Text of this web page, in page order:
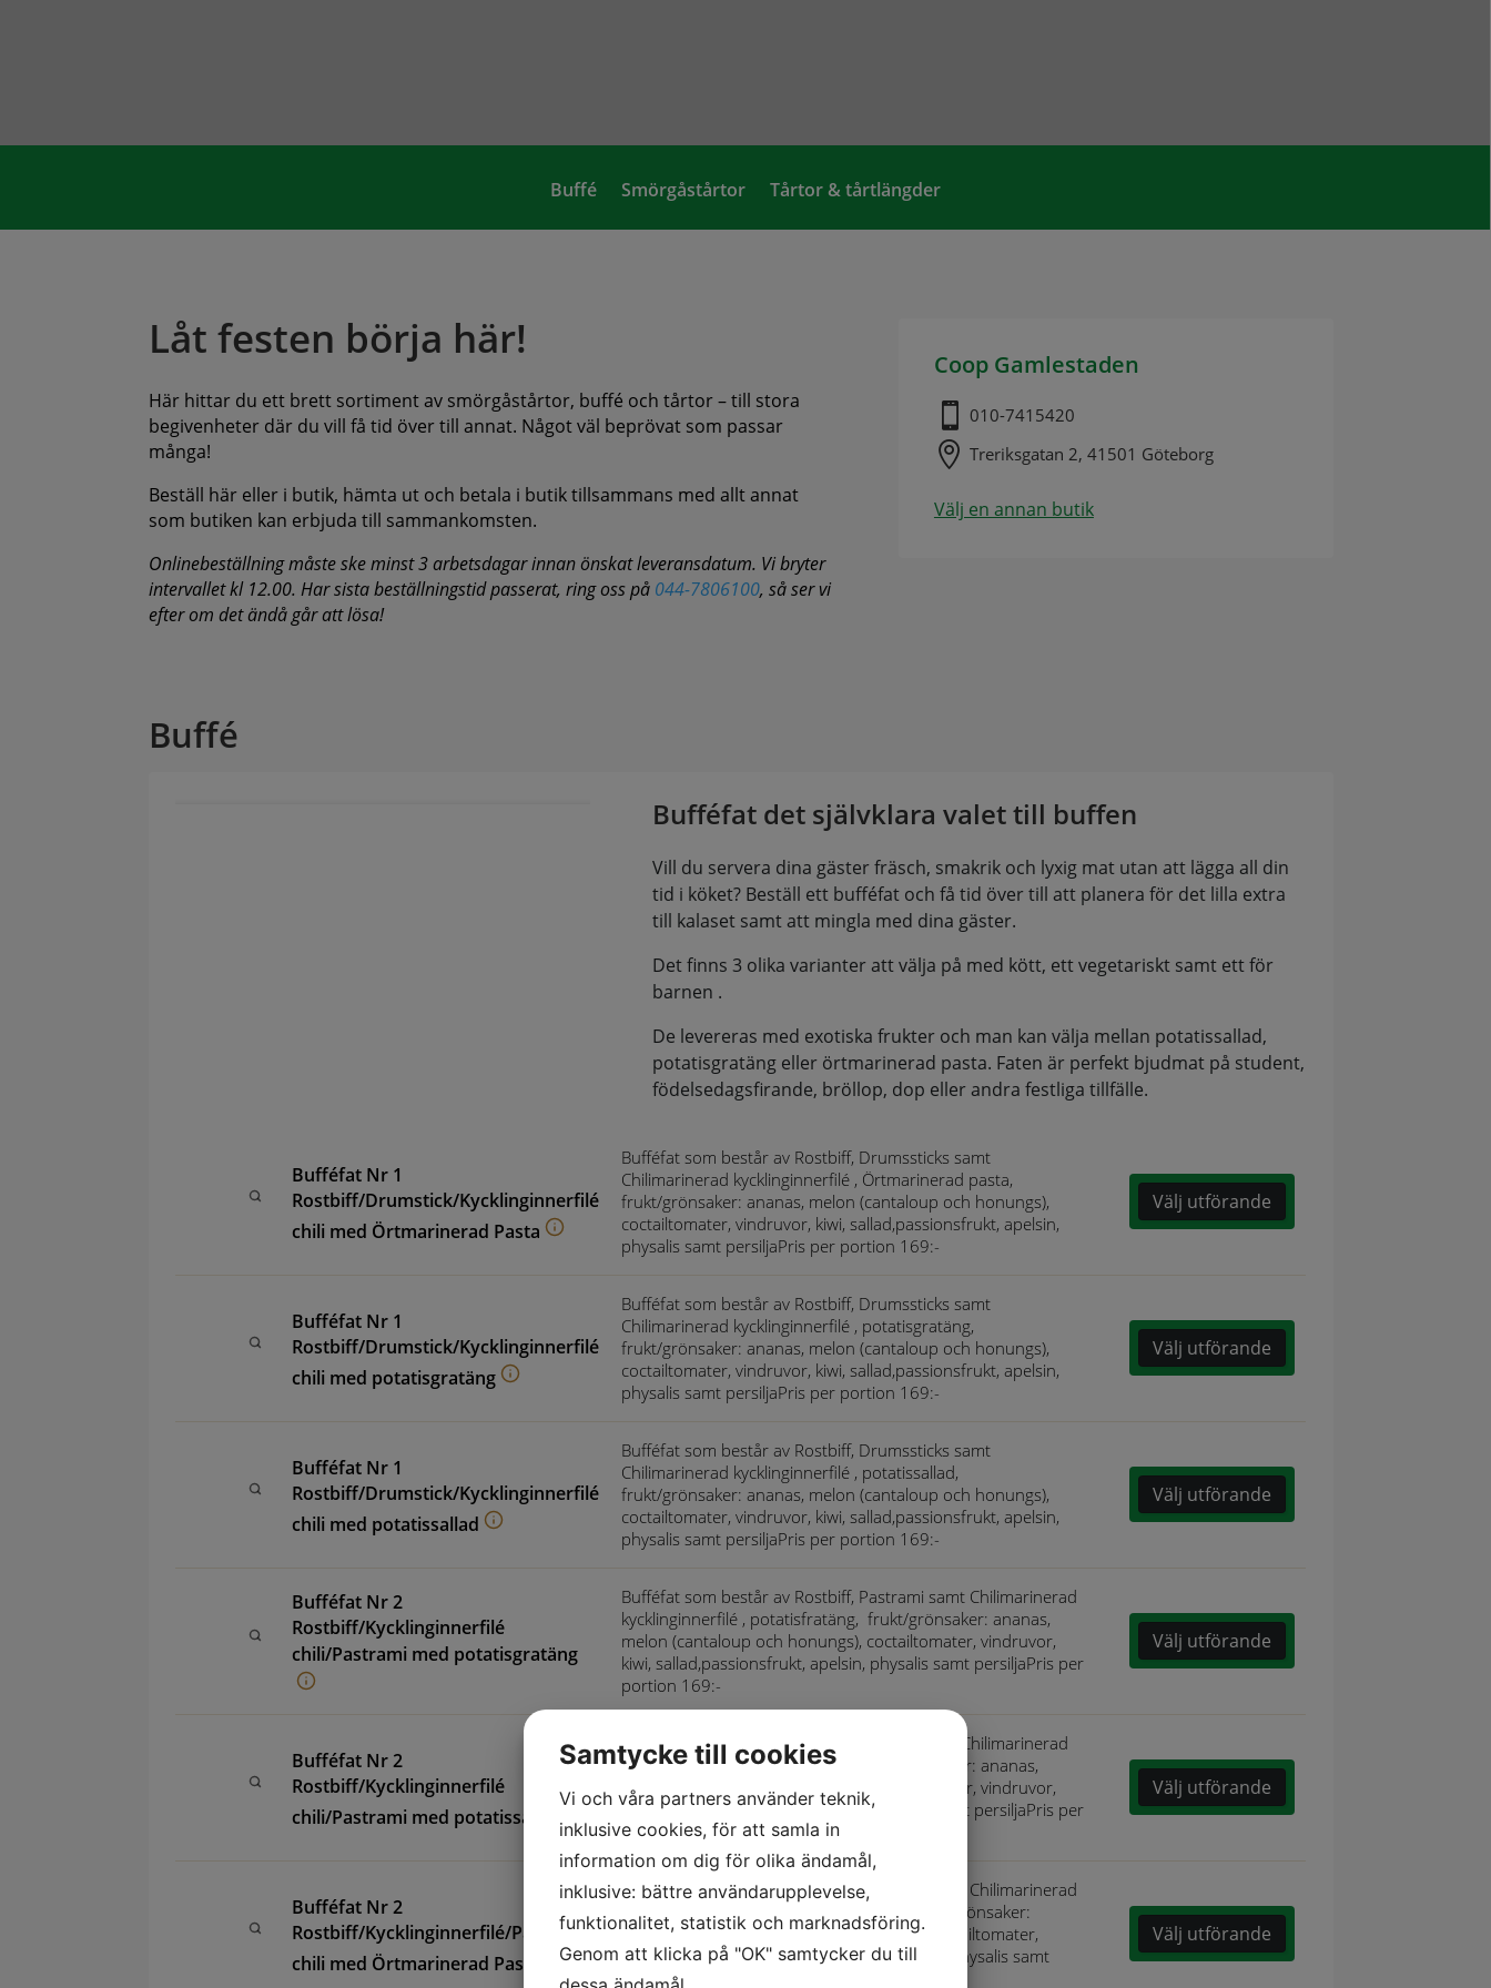
Buffé Smörgåstårtor Tårtor & tårtlängder
Låt festen börja här!
Här hittar du ett brett sortiment av smörgåstårtor, buffé och tårtor – till stora
begivenheter där du vill få tid över till annat. Något väl beprövat som passar
många!
Beställ här eller i butik, hämta ut och betala i butik tillsammans med allt annat
som butiken kan erbjuda till sammankomsten.
Onlinebeställning måste ske minst 3 arbetsdagar innan önskat leveransdatum. Vi bryter
intervallet kl 12.00. Har sista beställningstid passerat, ring oss på 044-7806100, så ser vi
efter om det ändå går att lösa!
Coop Gamlestaden
 010-7415420
 Treriksgatan 2, 41501 Göteborg
Välj en annan butik
Buffé
Bufféfat det självklara valet till buffen
Vill du servera dina gäster fräsch, smakrik och lyxig mat utan att lägga all din
tid i köket? Beställ ett bufféfat och få tid över till att planera för det lilla extra
till kalaset samt att mingla med dina gäster.
Det finns 3 olika varianter att välja på med kött, ett vegetariskt samt ett för
barnen .
De levereras med exotiska frukter och man kan välja mellan potatissallad,
potatisgratäng eller örtmarinerad pasta. Faten är perfekt bjudmat på student,
födelsedagsfirande, bröllop, dop eller andra festliga tillfälle.
Bufféfat Nr 1
Rostbiff/Drumstick/Kycklinginnerfilé
chili med Örtmarinerad Pasta
Bufféfat som består av Rostbiff, Drumssticks samt
Chilimarinerad kycklinginnerfilé , Örtmarinerad pasta,
frukt/grönsaker: ananas, melon (cantaloup och honungs),
coctailtomater, vindruvor, kiwi, sallad,passionsfrukt, apelsin,
physalis samt persiljaPris per portion 169:-
Välj utförande
Bufféfat Nr 1
Rostbiff/Drumstick/Kycklinginnerfilé
chili med potatisgratäng
Bufféfat som består av Rostbiff, Drumssticks samt
Chilimarinerad kycklinginnerfilé , potatisgratäng,
frukt/grönsaker: ananas, melon (cantaloup och honungs),
coctailtomater, vindruvor, kiwi, sallad,passionsfrukt, apelsin,
physalis samt persiljaPris per portion 169:-
Välj utförande
Bufféfat Nr 1
Rostbiff/Drumstick/Kycklinginnerfilé
chili med potatissallad
Bufféfat som består av Rostbiff, Drumssticks samt
Chilimarinerad kycklinginnerfilé , potatissallad,
frukt/grönsaker: ananas, melon (cantaloup och honungs),
coctailtomater, vindruvor, kiwi, sallad,passionsfrukt, apelsin,
physalis samt persiljaPris per portion 169:-
Välj utförande
Bufféfat Nr 2
Rostbiff/Kycklinginnerfilé
chili/Pastrami med potatisgratäng
Bufféfat som består av Rostbiff, Pastrami samt Chilimarinerad
kycklinginnerfilé , potatisfratäng, frukt/grönsaker: ananas,
melon (cantaloup och honungs), coctailtomater, vindruvor,
kiwi, sallad,passionsfrukt, apelsin, physalis samt persiljaPris per
portion 169:-
Välj utförande
Bufféfat Nr 2
Rostbiff/Kycklinginnerfilé
chili/Pastrami med potatissallad
Bufféfat som består av Rostbiff, Pstrami samt Chilimarinerad
kycklinginnerfilé , potatissallad, frukt/grönsaker: ananas,
melon (cantaloup och honungs), coctailtomater, vindruvor,
kiwi, sallad,passionsfrukt, apelsin, physalis samt persiljaPris per
portion 169:-
Välj utförande
Bufféfat Nr 2
Rostbiff/Kycklinginnerfilé/Pastrami
chili med Örtmarinerad Pasta
Bufféfat som består av Rostbiff, Pastrami samt Chilimarinerad
kycklinginnerfilé , Örtmarinerad pasta, frukt/grönsaker:
ananas, melon (cantaloup och honungs), coctailtomater,
vindruvor, kiwi, sallad,passionsfrukt, apelsin, physalis samt
persiljaPris per portion 169:-
Välj utförande
Samtycke till cookies
Vi och våra partners använder teknik,
inklusive cookies, för att samla in
information om dig för olika ändamål,
inklusive: bättre användarupplevelse,
funktionalitet, statistik och marknadsföring.
Genom att klicka på "OK" samtycker du till